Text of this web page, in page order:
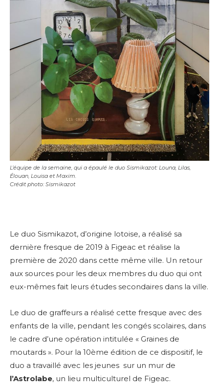
L’équipe de la semaine, qui a épaulé le duo Sismikazot: Louna, Lilas,
Élouan, Louisa et Maxim.
Crédit photo: Sismikazot
Le duo Sismikazot, d’origine lotoise, a réalisé sa
dernière fresque de 2019 à Figeac et réalise la
première de 2020 dans cette même ville. Un retour
aux sources pour les deux membres du duo qui ont
eux-mêmes fait leurs études secondaires dans la ville.
Le duo de graffeurs a réalisé cette fresque avec des
enfants de la ville, pendant les congés scolaires, dans
le cadre d’une opération intitulée « Graines de
moutards ». Pour la 10ème édition de ce dispositif, le
duo a travaillé avec les jeunes sur un mur de
l’Astrolabe, un lieu multiculturel de Figeac.